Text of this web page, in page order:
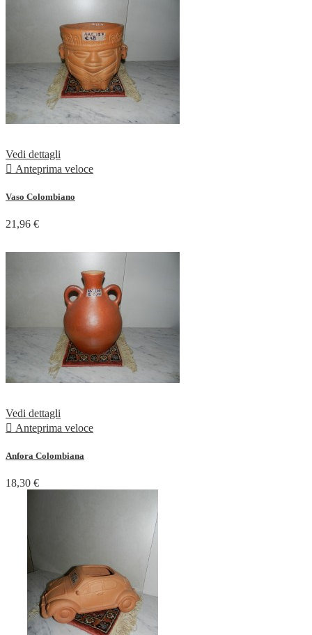
Vedi dettagli
 Anteprima veloce
Vaso Colombiano
21,96 €
Vedi dettagli
 Anteprima veloce
Anfora Colombiana
18,30 €